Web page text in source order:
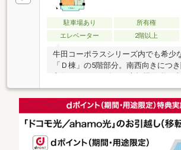
駐車場あり 所有権
エレベーター
2階以上
牛田コーポラスシリーズ内でも希少
「Ｄ棟」の5階部分。南西向きにつ
積69㎡超のゆとりある3LDK。室内
なりますが、価格を抑えて広さを求
で好みに改装したい方におすすめで
約230ｍ、バス停徒歩3分。牛田エリ